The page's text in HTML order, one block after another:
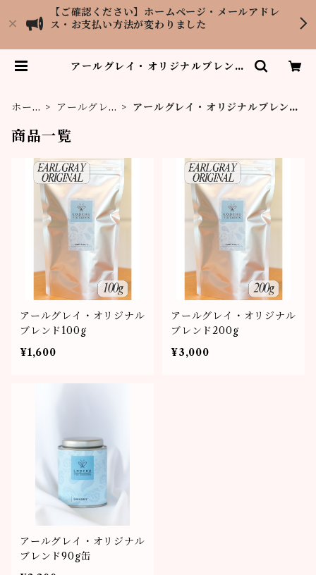
【ご確認ください】ホームページ・メールアドレ
ス・お支払い方法が変わりました
アールグレイ・オリジナルブレンド
ホー
アールグレ
アールグレイ・オリジナルブレン
商品一覧
アールグレイ・オリジナル
ブレンド100g
¥1,600
アールグレイ・オリジナル
ブレンド200g
¥3,000
アールグレイ・オリジナル
ブレンド90g缶